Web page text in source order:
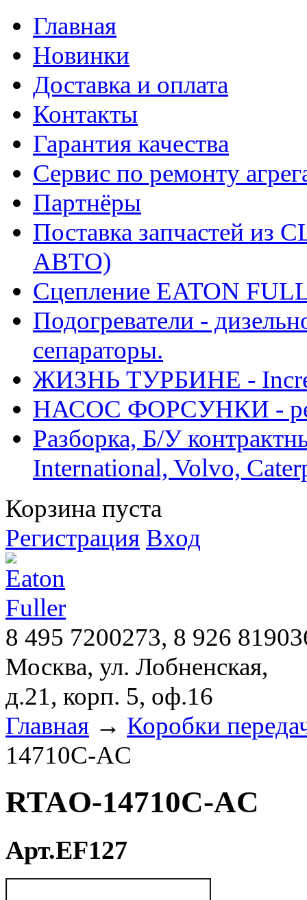
Главная
Новинки
Доставка и оплата
Контакты
Гарантия качества
Сервис по ремонту
Партнёры
Поставка запчастей
АВТО)
Сцепление EATON
Подогреватели -
сепараторы.
ЖИЗНЬ ТУРБИНЕ -
НАСОС ФОРСУНКИ -
Разборка, Б/У
International, Volvo,
Корзина пуста
Регистрация Вход
8 495 7200273, 8 926
Москва, ул. Лобненская,
д.21, корп. 5, оф.16
Главная → Коробки
14710C-AC
RTAO-14710C-AC
Арт.EF127